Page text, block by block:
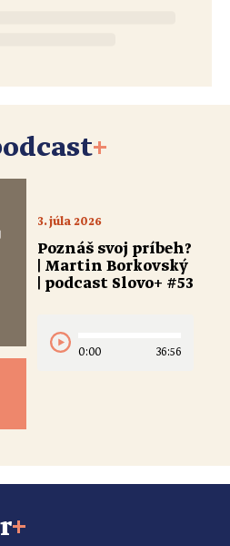
+
3. júla 2026
Poznáš svoj príbeh?
| Martin Borkovský
| podcast Slovo+ #53
0:00 36:56
+